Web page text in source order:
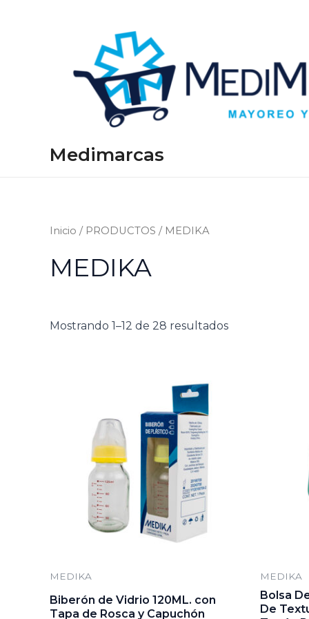
Medimarcas
Inicio / PRODUCTOS / MEDIKA
MEDIKA
Mostrando 1–12 de 28 resultados
MEDIKA
Biberón de Vidrio 120ML. con
Tapa de Rosca y Capuchón
MEDIKA
Bolsa
De